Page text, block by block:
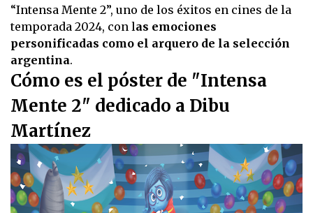
of
1
minute,
0
“Intensa Mente 2”, uno de los éxitos en cines de la
temporada 2024, con las emociones
personificadas como el arquero de la selección
argentina.
Cómo es el póster de "Intensa
Mente 2" dedicado a Dibu
Martínez